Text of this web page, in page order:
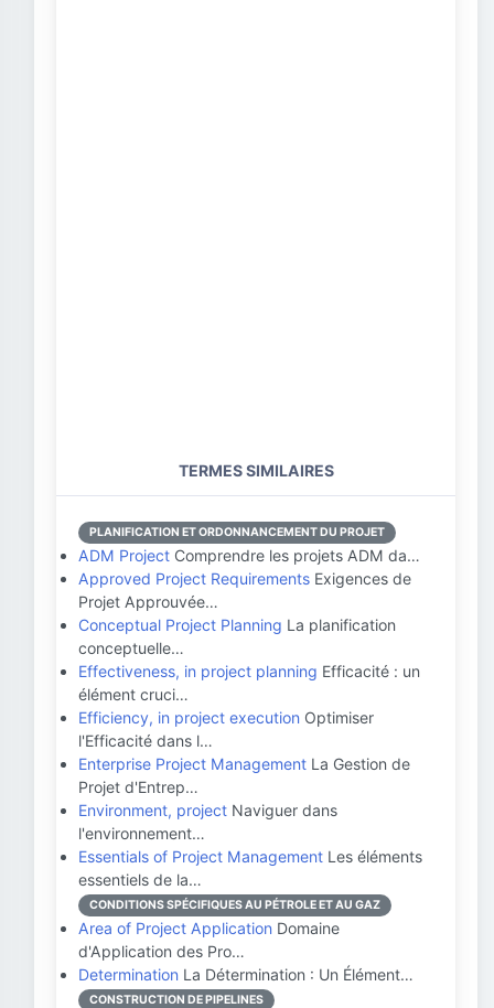
TERMES SIMILAIRES
PLANIFICATION ET ORDONNANCEMENT DU PROJET
ADM Project Comprendre les projets ADM da…
Approved Project Requirements Exigences de
Projet Approuvée…
Conceptual Project Planning La planification
conceptuelle…
Effectiveness, in project planning Efficacité : un
élément cruci…
Efficiency, in project execution Optimiser
l'Efficacité dans l…
Enterprise Project Management La Gestion de
Projet d'Entrep…
Environment, project Naviguer dans
l'environnement…
Essentials of Project Management Les éléments
essentiels de la…
CONDITIONS SPÉCIFIQUES AU PÉTROLE ET AU GAZ
Area of Project Application Domaine
d'Application des Pro…
Determination La Détermination : Un Élément…
CONSTRUCTION DE PIPELINES